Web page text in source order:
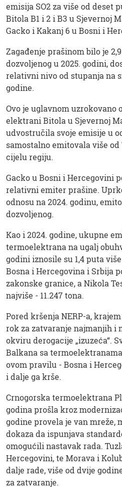
emisija SO2 za više od deset
Bitola B1 i 2 i B3 u Sjevernoj
Gacko i Kakanj 6 u Bosni i
Zagađenje prašinom bilo je
dozvoljenog u 2025. godini,
relativni nivo od stupanja na
godine.
Ovo je uglavnom uzrokovano
elektrani Bitola u Sjevernoj
udvostručila svoje emisije u
samostalno emitovala više
cijelu regiju.
Gacko u Bosni i Hercegovini
relativni emiter prašine.
odnosu na 2024. godinu,
dozvoljenog.
Kao i 2024. godine, ukupne
termoelektrana na ugalj
godini iznosile su 1,4 puta
Bosna i Hercegovina i Srbija
zakonske granice, a Nikola
najviše - 11.247 tona.
Pored kršenja NERP-a,
rok za zatvaranje najmanjih i
okviru derogacije „izuzeća“.
Balkana sa
ovom pravilu - Bosna i
i dalje ga krše.
Crnogorska termoelektrana
godina prošla kroz
godine provela je van mreže,
dokaza da ispunjava
omogućili nastavak rada.
Hercegovini, te Morava i
dalje rade, više od dvije
za zatvaranje.